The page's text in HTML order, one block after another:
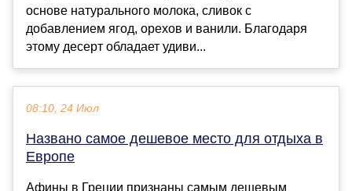
основе натурального молока, сливок с
добавлением ягод, орехов и ванили. Благодаря
этому десерт обладает удиви...
08:10, 24 Июл
Названо самое дешевое место для отдыха в
Европе
Афины в Греции признаны самым дешевым